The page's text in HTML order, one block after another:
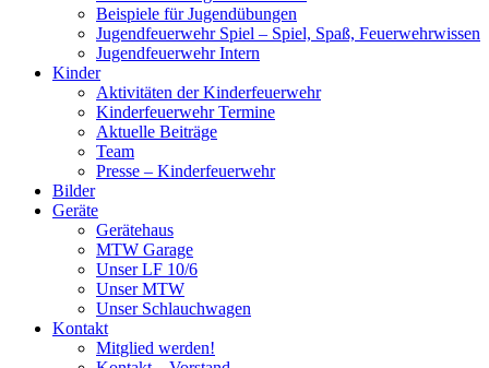
Beispiele für Jugendübungen
Jugendfeuerwehr Spiel – Spiel, Spaß, Feuerwehrwissen
Jugendfeuerwehr Intern
Kinder
Aktivitäten der Kinderfeuerwehr
Kinderfeuerwehr Termine
Aktuelle Beiträge
Team
Presse – Kinderfeuerwehr
Bilder
Geräte
Gerätehaus
MTW Garage
Unser LF 10/6
Unser MTW
Unser Schlauchwagen
Kontakt
Mitglied werden!